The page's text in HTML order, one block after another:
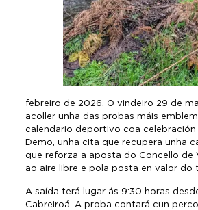
febreiro de 2026. O vindeiro 29 de
acoller unha das probas máis
calendario deportivo coa
Demo, unha cita que recupera unha
que reforza a aposta do Concello de
ao aire libre e pola posta en valor do
A saída terá lugar ás 9:30 horas
Cabreiroá. A proba contará cun